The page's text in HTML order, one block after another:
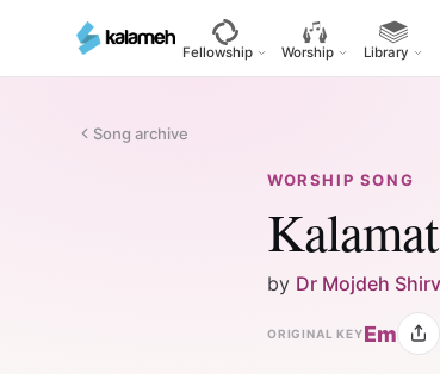
main
Fellowship Worship Library
Song archive
WORSHIP SONG
by Dr Mojdeh
ORIGINAL KEYEm